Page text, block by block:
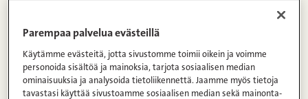
mehukkaat ja maukkaat grilliribsit. Katso ohjeet
Valmistusohjeet:
Parempaa palvelua evästeillä
Käytämme evästeitä, jotta sivustomme toimii oikein ja voimme
personoida sisältöä ja mainoksia, tarjota sosiaalisen median
ominaisuuksia ja analysoida tietoliikennettä. Jaamme myös tietoja
tavastasi käyttää sivustoamme sosiaalisen median sekä mainonta-